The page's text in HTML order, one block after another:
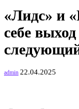
«Лидс» и
себе
admin 22.04.2025